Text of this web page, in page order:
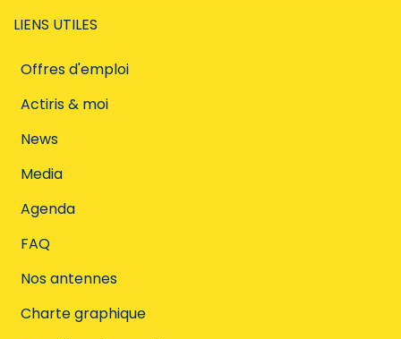
LIENS UTILES
Offres d'emploi
Actiris & moi
News
Media
Agenda
FAQ
Nos antennes
Charte graphique